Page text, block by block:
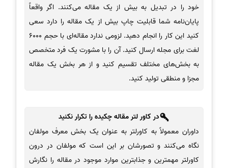
خود را در تبدیل به بیش از یک مقاله می‌کنند. اگر واقعاً
پایان‌نامه شما قابلیت چاپ بیش از یک مقاله را دارد سعی
کنید این کار را انجام دهید. لزومی ندارد مقاله‌ای با حجم 6000
لغت برای مجله ارسال کنید. آن را با مشورت یک فرد متخصص
به بخش‌های مختلف تقسیم کنید و از هر بخش یک مقاله
مجزا و منطقی تولید کنید.
در کاور لتر مقاله چکیده را تکرار نکنید
داوران معمولاً به کاورلتر به عنوان یک بخش معرف مولفان
نگاه می‌کنند و تصورشان بر این است که مولفان در درون
کاورلتر مهمترین و جذابترین موارد موجود در مقاله را نگارش